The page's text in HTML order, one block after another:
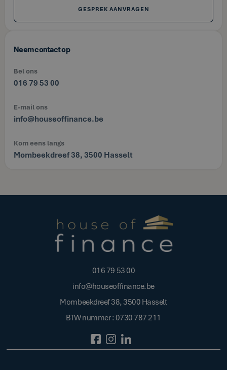
GESPREK AANVRAGEN
Neem contact op
Bel ons
016 79 53 00
E-mail ons
info@houseoffinance.be
Kom eens langs
Mombeekdreef 38, 3500 Hasselt
016 79 53 00
info@houseoffinance.be
Mombeekdreef 38, 3500 Hasselt
BTW nummer : 0730 787 211